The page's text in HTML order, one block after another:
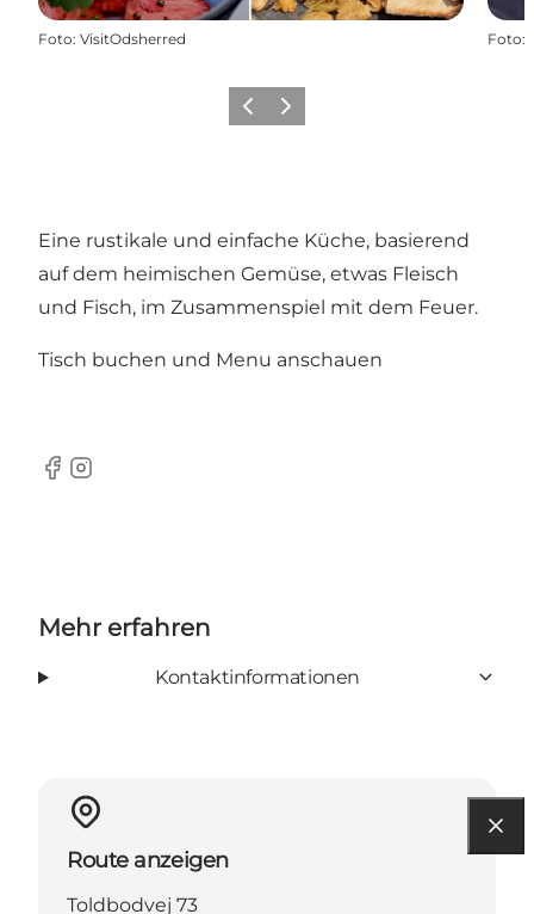
Foto: VisitOdsherred Foto:
ZurückWeiter
Eine rustikale und einfache Küche, basierend
auf dem heimischen Gemüse, etwas Fleisch
und Fisch, im Zusammenspiel mit dem Feuer.
Tisch buchen und Menu anschauen
Facebook
Instagram
Mehr erfahren
Kontaktinformationen
Route anzeigen
Toldbodvej 73